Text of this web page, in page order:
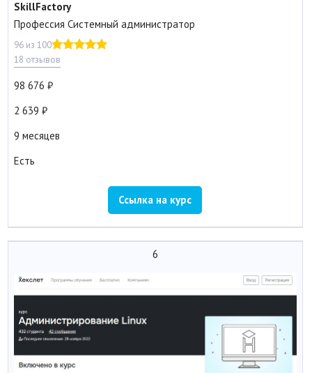
SkillFactory
Профессия Системный администратор
96 из 100
18 отзывов
98 676
2 639
9 месяцев
Есть
Ссылка на курс
6